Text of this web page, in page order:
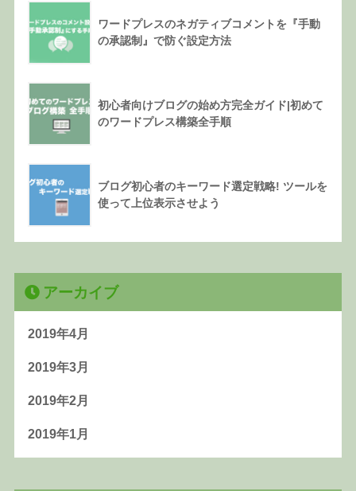
ワードプレスのネガティブコメントを『手動
の承認制』で防ぐ設定方法
初心者向けブログの始め方完全ガイド|初めて
のワードプレス構築全手順
ブログ初心者のキーワード選定戦略! ツールを
使って上位表示させよう
アーカイブ
2019年4月
2019年3月
2019年2月
2019年1月